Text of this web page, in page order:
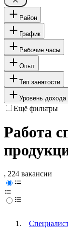
Район
График
Рабочие часы
Опыт
Тип занятости
Уровень дохода
Ещё фильтры
Работа
, 224 вакансии